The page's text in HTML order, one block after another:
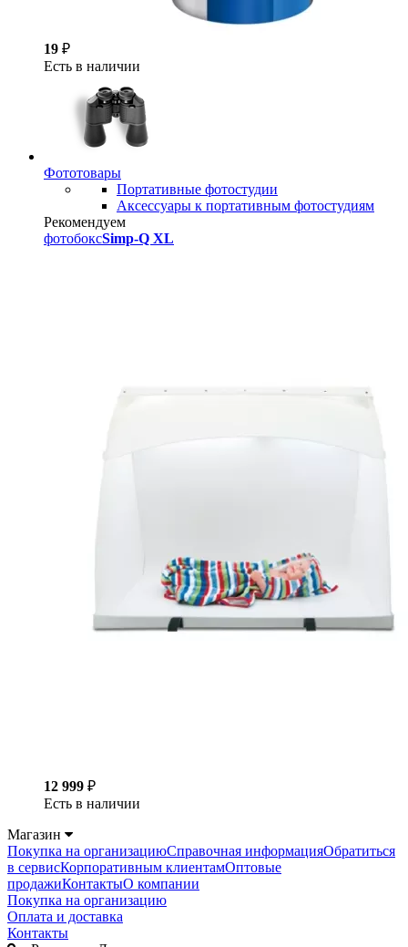
19 ₽
Есть в наличии
Фототовары
Портативные фотостудии
Аксессуары к портативным фотостудиям
Рекомендуем
фотобоксSimp-Q XL
12 999 ₽
Есть в наличии
Магазин
Покупка на организациюСправочная информацияОбратиться
в сервисКорпоративным клиентамОптовые
продажиКонтактыО компании
Покупка на организацию
Оплата и доставка
Контакты